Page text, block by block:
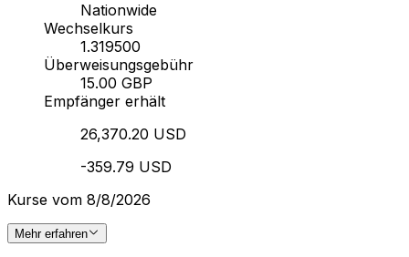
Nationwide
Wechselkurs
1.319500
Überweisungsgebühr
15.00 GBP
Empfänger erhält
26,370.20 USD
-359.79 USD
Kurse vom 8/8/2026
Mehr erfahren